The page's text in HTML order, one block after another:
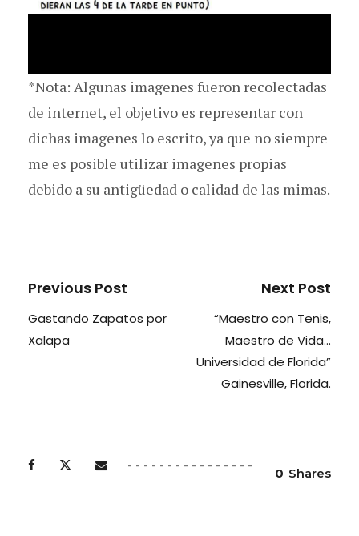
*Nota: Algunas imagenes fueron recolectadas
de internet, el objetivo es representar con
dichas imagenes lo escrito, ya que no siempre
me es posible utilizar imagenes propias
debido a su antigüedad o calidad de las mimas.
Previous Post
Gastando Zapatos por
Xalapa
Next Post
“Maestro con Tenis,
Maestro de Vida…
Universidad de Florida”
Gainesville, Florida.
0 Shares